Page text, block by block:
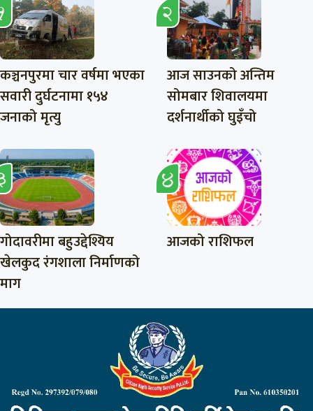
कञ्चनपुरमा चार वर्षमा भएका
सवारी दुर्घटनामा १५४
जनाको मृत्यु
आज साउनको अन्तिम
सोमबार शिवालयमा
दर्शनार्थीको घुइँचो
गोदावरीमा बहुउद्देश्यिय
खेलकुद रंगशाला निर्माणको
माग
आजको राशिफल